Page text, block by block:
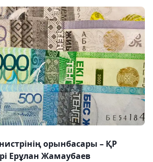
орынбасары – ҚР
Ерұлан Жамаубаев